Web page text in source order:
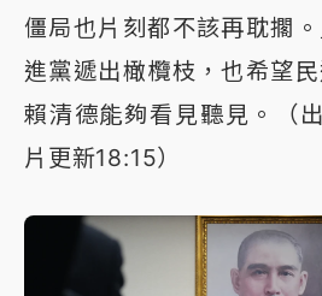
僵局也片刻都不該再耽擱
進黨遞出橄欖枝，也希望
賴清德能夠看見聽見。（
片更新18:15）